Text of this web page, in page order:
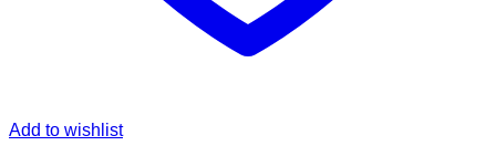
Add to wishlist